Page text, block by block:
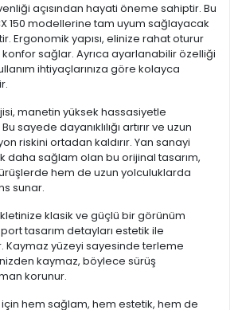
açısından hayati öneme sahiptir. Bu
150 modellerine tam uyum sağlayacak
Ergonomik yapısı, elinize rahat oturur
sağlar. Ayrıca ayarlanabilir özelliği
ihtiyaçlarınıza göre kolayca
manetin yüksek hassasiyetle
sayede dayanıklılığı artırır ve uzun
riskini ortadan kaldırır. Yan sanayi
daha sağlam olan bu orijinal tasarım,
hem de uzun yolculuklarda
sunar.
klasik ve güçlü bir görünüm
tasarım detayları estetik ile
Kaymaz yüzeyi sayesinde terleme
kaymaz, böylece sürüş
korunur.
hem sağlam, hem estetik, hem de